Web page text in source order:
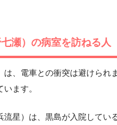
瀬）の病室を訪ねる人
は、電車との衝突は避けられ
ます。
流星）は、黒島が入院してい